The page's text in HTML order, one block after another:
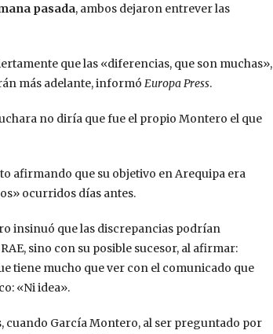
pasada, ambos dejaron entrever las
que las «diferencias, que son muchas»,
más adelante, informó Europa Press.
no diría que fue el propio Montero el que
afirmando que su objetivo en Arequipa era
ocurridos días antes.
insinuó que las discrepancias podrían
sino con su posible sucesor, al afirmar:
tiene mucho que ver con el comunicado que
«Ni idea».
cuando García Montero, al ser preguntado por